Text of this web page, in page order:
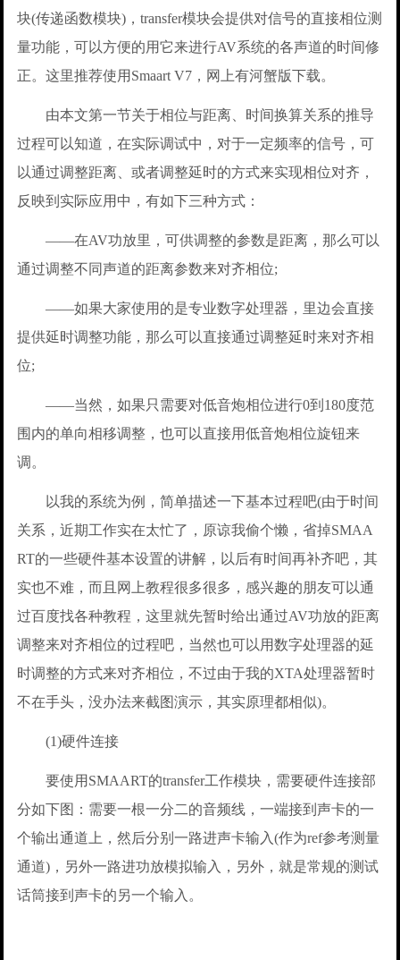
块(传递函数模块)，transfer模块会提供对信号的直接相位测
量功能，可以方便的用它来进行AV系统的各声道的时间修
正。这里推荐使用Smaart V7，网上有河蟹版下载。
由本文第一节关于相位与距离、时间换算关系的推导
过程可以知道，在实际调试中，对于一定频率的信号，可
以通过调整距离、或者调整延时的方式来实现相位对齐，
反映到实际应用中，有如下三种方式：
——在AV功放里，可供调整的参数是距离，那么可以
通过调整不同声道的距离参数来对齐相位;
——如果大家使用的是专业数字处理器，里边会直接
提供延时调整功能，那么可以直接通过调整延时来对齐相
位;
——当然，如果只需要对低音炮相位进行0到180度范
围内的单向相移调整，也可以直接用低音炮相位旋钮来
调。
以我的系统为例，简单描述一下基本过程吧(由于时间
关系，近期工作实在太忙了，原谅我偷个懒，省掉SMAA
RT的一些硬件基本设置的讲解，以后有时间再补齐吧，其
实也不难，而且网上教程很多很多，感兴趣的朋友可以通
过百度找各种教程，这里就先暂时给出通过AV功放的距离
调整来对齐相位的过程吧，当然也可以用数字处理器的延
时调整的方式来对齐相位，不过由于我的XTA处理器暂时
不在手头，没办法来截图演示，其实原理都相似)。
(1)硬件连接
要使用SMAART的transfer工作模块，需要硬件连接部
分如下图：需要一根一分二的音频线，一端接到声卡的一
个输出通道上，然后分别一路进声卡输入(作为ref参考测量
通道)，另外一路进功放模拟输入，另外，就是常规的测试
话筒接到声卡的另一个输入。